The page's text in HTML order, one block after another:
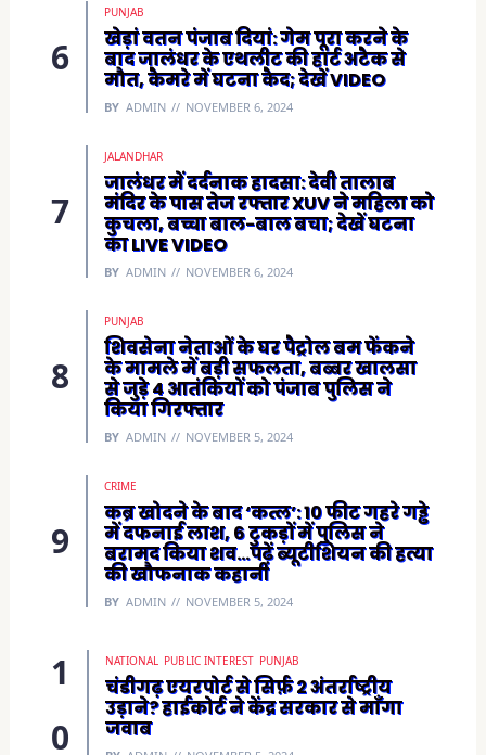
PUNJAB
खेड़ां वतन पंजाब दियां: गेम पूरा करने के
बाद जालंधर के एथलीट की हार्ट अटैक से
मौत, कैमरे में घटना कैद; देखें VIDEO
BY ADMIN NOVEMBER 6, 2024
JALANDHAR
जालंधर में दर्दनाक हादसा: देवी तालाब
मंदिर के पास तेज रफ्तार XUV ने महिला को
कुचला, बच्चा बाल-बाल बचा; देखें घटना
का LIVE VIDEO
BY ADMIN NOVEMBER 6, 2024
PUNJAB
शिवसेना नेताओं के घर पैट्रोल बम फेंकने
के मामले में बड़ी सफलता, बब्बर खालसा
से जुड़े 4 आतंकियों को पंजाब पुलिस ने
किया गिरफ्तार
BY ADMIN NOVEMBER 5, 2024
CRIME
कब्र खोदने के बाद ‘कत्ल’: 10 फीट गहरे गड्ढे
में दफनाई लाश, 6 टुकड़ों में पुलिस ने
बरामद किया शव…पढ़ें ब्यूटीशियन की हत्या
की खौफनाक कहानी
BY ADMIN NOVEMBER 5, 2024
NATIONAL PUBLIC INTEREST PUNJAB
चंडीगढ़ एयरपोर्ट से सिर्फ़ 2 अंतर्राष्ट्रीय
उड़ाने? हाईकोर्ट ने केंद्र सरकार से माँगा
जवाब